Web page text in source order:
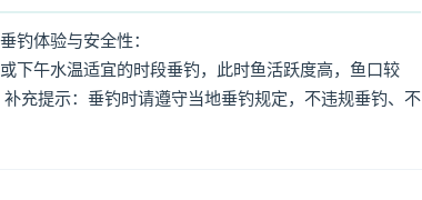
钓体验与安全性：
下午水温适宜的时段垂钓，此时鱼活跃度高，鱼口较
充提示：垂钓时请遵守当地垂钓规定，不违规垂钓、不